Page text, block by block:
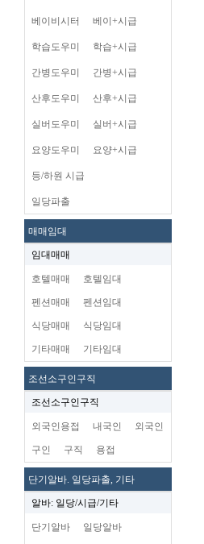
베이비시터 베이+시급
학습도우미 학습+시급
간병도우미 간병+시급
산후도우미 산후+시급
실버도우미 실버+시급
요양도우미 요양+시급
등/하원 시급
일당파출
매매임대
임대매매
호텔매매 호텔임대
펜션매매 펜션임대
식당매매 식당임대
기타매매 기타임대
조선소구인구직
조선소구인구직
외국인용접 내국인 외국인
구인 구직 용접
단기알바. 일당파출, 기타
알바: 일당/시급/기타
단기알바 일당알바